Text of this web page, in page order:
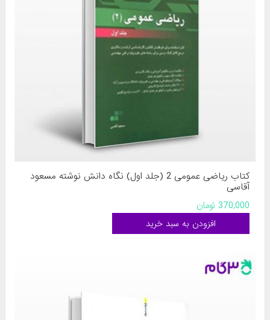
کتاب ریاضی عمومی 2 (جلد اول) نگاه دانش نوشته مسعود
آقاسی
370,000 تومان